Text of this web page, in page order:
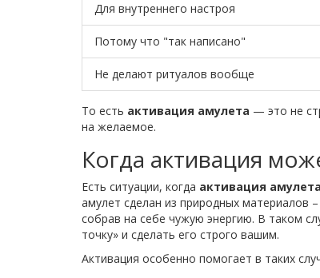
Для внутреннего настроя
Потому что "так написано"
Не делают ритуалов вообще
То есть активация амулета — это не
на желаемое.
Когда активация
Есть ситуации, когда активация амулета
амулет сделан из природных материалов
собрав на себе чужую энергию. В таком
точку» и сделать его строго вашим.
Активация особенно помогает в таких